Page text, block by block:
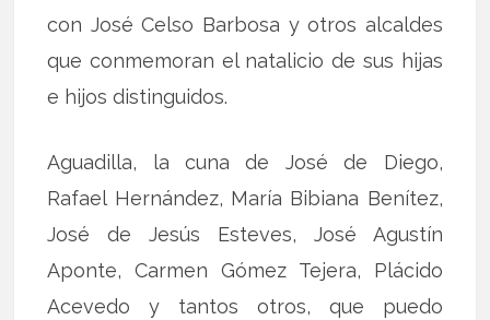
con José Celso Barbosa y otros alcaldes
que conmemoran el natalicio de sus hijas
e hijos distinguidos.
Aguadilla, la cuna de José de Diego,
Rafael Hernández, María Bibiana Benítez,
José de Jesús Esteves, José Agustín
Aponte, Carmen Gómez Tejera, Plácido
Acevedo y tantos otros, que puedo